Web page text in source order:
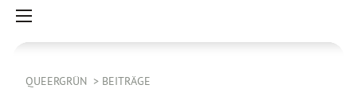
QUEERGRÜN BEITRÄGE